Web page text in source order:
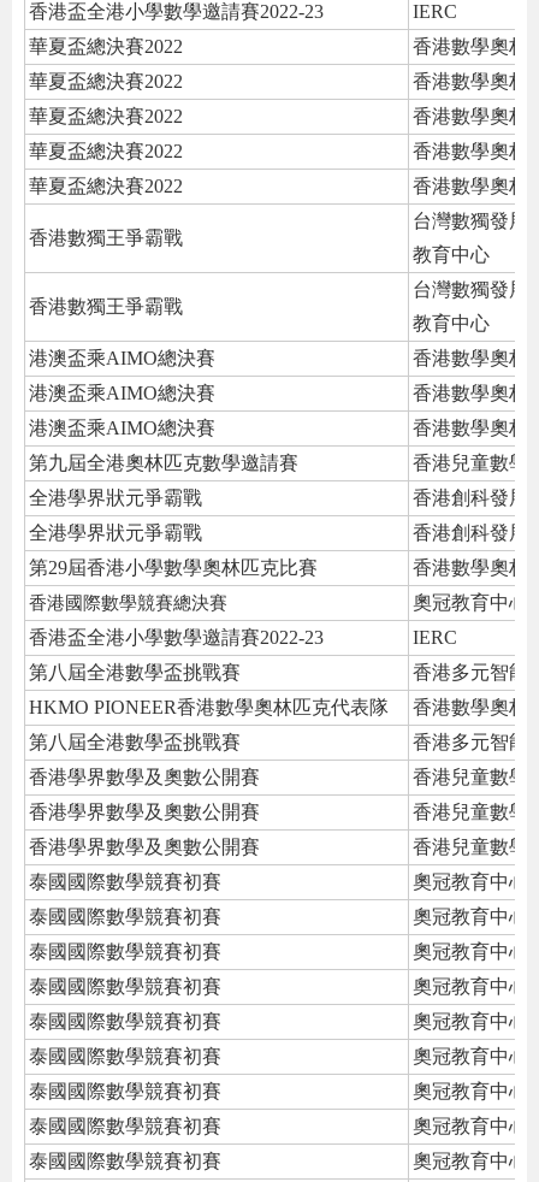
香港盃全港小學數學邀請賽2022-23
IERC
華夏盃總決賽2022
香港數學奧林
華夏盃總決賽2022
香港數學奧林
華夏盃總決賽2022
香港數學奧林
華夏盃總決賽2022
香港數學奧林
華夏盃總決賽2022
香港數學奧林
香港數獨王爭霸戰
台灣數獨發展
教育中心
香港數獨王爭霸戰
台灣數獨發展
教育中心
港澳盃乘AIMO總決賽
香港數學奧林
港澳盃乘AIMO總決賽
香港數學奧林
港澳盃乘AIMO總決賽
香港數學奧林
第九屆全港奧林匹克數學邀請賽
香港兒童數學
全港學界狀元爭霸戰
香港創科發展
全港學界狀元爭霸戰
香港創科發展
第29屆香港小學數學奧林匹克比賽
香港數學奧林
香港國際數學競賽總決賽
奧冠教育中心
香港盃全港小學數學邀請賽2022-23
IERC
第八屆全港數學盃挑戰賽
香港多元智能
HKMO PIONEER香港數學奧林匹克代表隊
香港數學奧林
第八屆全港數學盃挑戰賽
香港多元智能
香港學界數學及奧數公開賽
香港兒童數學
香港學界數學及奧數公開賽
香港兒童數學
香港學界數學及奧數公開賽
香港兒童數學
泰國國際數學競賽初賽
奧冠教育中心
泰國國際數學競賽初賽
奧冠教育中心
泰國國際數學競賽初賽
奧冠教育中心
泰國國際數學競賽初賽
奧冠教育中心
泰國國際數學競賽初賽
奧冠教育中心
泰國國際數學競賽初賽
奧冠教育中心
泰國國際數學競賽初賽
奧冠教育中心
泰國國際數學競賽初賽
奧冠教育中心
泰國國際數學競賽初賽
奧冠教育中心